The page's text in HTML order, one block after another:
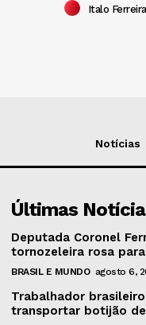
Italo Ferreira
Notícias
Últimas
Deputada Coronel
tornozeleira rosa
BRASIL E MUNDO agosto 6,
Trabalhador
transportar botijão